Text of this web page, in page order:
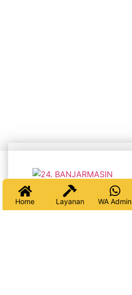
Tukang Datang – Keluarga
Tenang
Home Layanan WA Admin